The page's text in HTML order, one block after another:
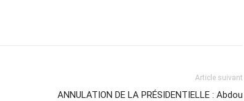
Article suivant
ANNULATION DE LA PRÉSIDENTIELLE : Abdou